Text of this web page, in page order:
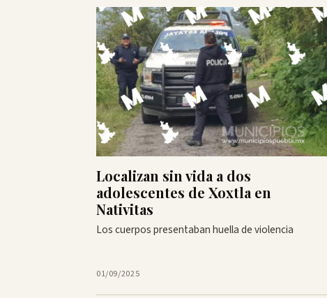
Localizan sin vida a dos
adolescentes de Xoxtla en
Nativitas
Los cuerpos presentaban huella de violencia
01/09/2025